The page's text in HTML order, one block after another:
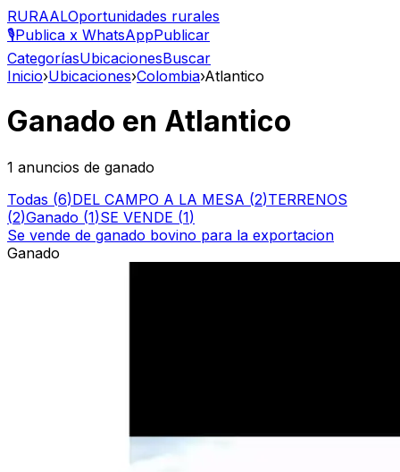
RURAALOportunidades rurales
🎙️Publica x WhatsAppPublicar
CategoríasUbicacionesBuscar
Inicio›Ubicaciones›Colombia›Atlantico
Ganado en Atlantico
1 anuncios de ganado
Todas (6)DEL CAMPO A LA MESA (2)TERRENOS
(2)Ganado (1)SE VENDE (1)
Se vende de ganado bovino para la exportacion
Ganado